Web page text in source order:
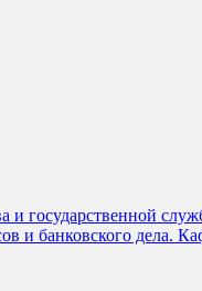
и государственной
банковского дела.